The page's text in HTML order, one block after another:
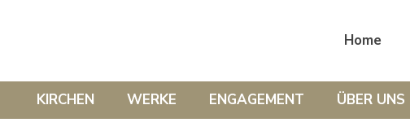
Home
KIRCHEN WERKE ENGAGEMENT ÜBER UNS